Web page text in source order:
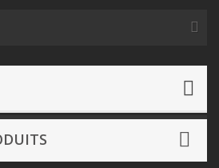
Batailles